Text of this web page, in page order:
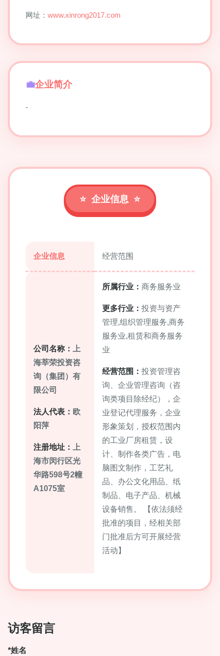
网址： www.xinrong2017.com
企业简介
-
企业信息
企业信息 经营范围
公司名称：
上
海莘荣投资咨
询（集团）有
限公司
法人代表： 欧
阳萍
注册地址：
上
海市闵行区光
华路598号2幢
A1075室
所属行业： 商务服务业
更多行业： 投资与资产
管理,组织管理服务,商务
服务业,租赁和商务服务
业
经营范围： 投资管理咨
询、企业管理咨询（咨
询类项目除经纪），企
业登记代理服务，企业
形象策划，授权范围内
的工业厂房租赁，设
计、制作各类广告，电
脑图文制作，工艺礼
品、办公文化用品、纸
制品、电子产品、机械
设备销售。 【依法须经
批准的项目，经相关部
门批准后方可开展经营
活动】
访客留言
*姓名